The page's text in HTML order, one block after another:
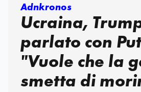
Adnkronos
Ucraina,
parlato con
"Vuole che la
smetta di